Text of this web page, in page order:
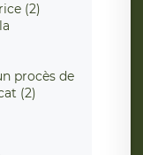
(2)
procès de
(2)